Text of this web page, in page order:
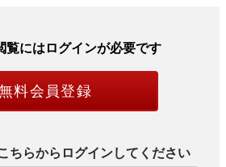
覧にはログインが必要です
料会員登録
ちらからログインしてください